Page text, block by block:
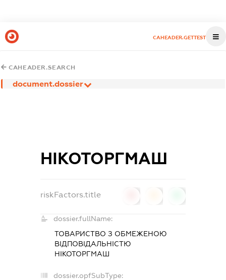
CAHEADER.GETTEST
CAHEADER.SEARCH
document.dossier
НІКОТОРГМАШ
riskFactors.title
dossier.fullName:
ТОВАРИСТВО З ОБМЕЖЕНОЮ
ВІДПОВІДАЛЬНІСТЮ
НІКОТОРГМАШ
dossier.opfSubType: